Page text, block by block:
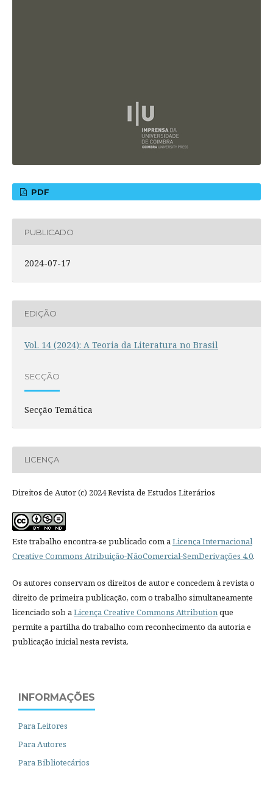
PDF
PUBLICADO
2024-07-17
EDIÇÃO
Vol. 14 (2024): A Teoria da Literatura no Brasil
SECÇÃO
Secção Temática
LICENÇA
Direitos de Autor (c) 2024 Revista de Estudos Literários
Este trabalho encontra-se publicado com a Licença Internacional
Creative Commons Atribuição-NãoComercial-SemDerivações 4.0.
Os autores conservam os direitos de autor e concedem à revista o
direito de primeira publicação, com o trabalho simultaneamente
licenciado sob aLicença Creative Commons Attributionque
permite a partilha do trabalho com reconhecimento da autoria e
publicação inicial nesta revista.
INFORMAÇÕES
Para Leitores
Para Autores
Para Bibliotecários